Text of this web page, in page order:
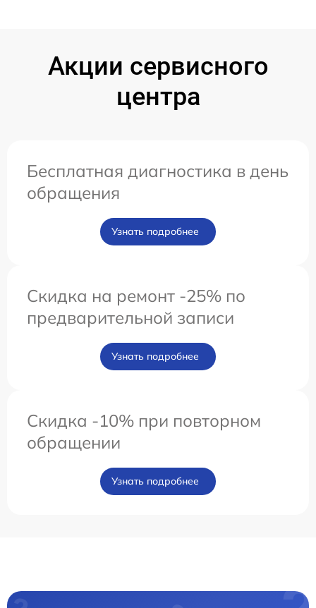
Акции сервисного
центра
Бесплатная диагностика в день
обращения
Узнать подробнее
Скидка на ремонт -25% по
предварительной записи
Узнать подробнее
Скидка -10% при повторном
обращении
Узнать подробнее